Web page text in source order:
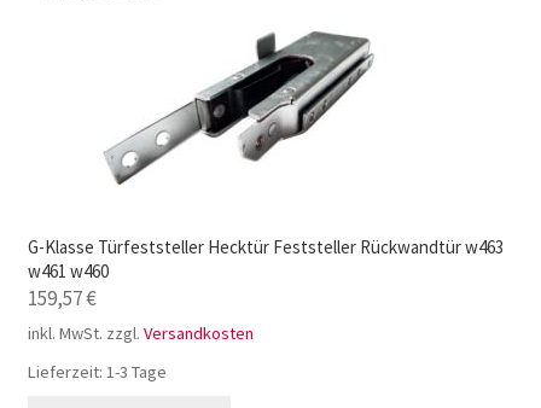
G-Klasse Türfeststeller Hecktür Feststeller Rückwandtür w463
w461 w460
159,57€
inkl. MwSt. zzgl. Versandkosten
Lieferzeit: 1-3 Tage